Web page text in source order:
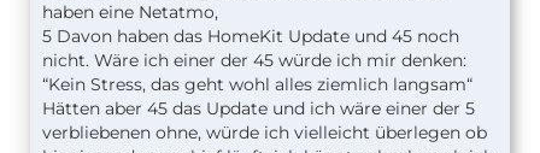
haben eine Netatmo,
5 Davon haben das HomeKit Update und 45 noch
nicht. Wäre ich einer der 45 würde ich mir denken:
“Kein Stress, das geht wohl alles ziemlich langsam“
Hätten aber 45 das Update und ich wäre einer der 5
verbliebenen ohne, würde ich vielleicht überlegen ob